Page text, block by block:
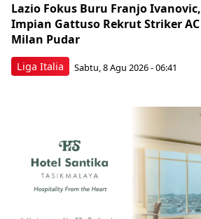
Liga Italia
Lazio Fokus Buru Franjo Ivanovic,
Impian Gattuso Rekrut Striker AC
Milan Pudar
Sabtu, 8 Agu 2026 - 06:41